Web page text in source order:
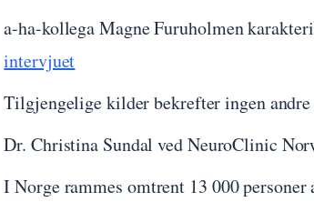
a-ha-kollega Magne Furuholmen
intervjuet
Tilgjengelige kilder bekrefter ingen
Dr. Christina Sundal ved NeuroClinic
I Norge rammes omtrent 13 000